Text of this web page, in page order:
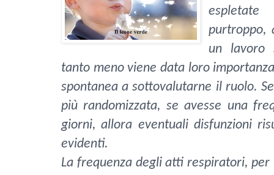
purtroppo,
un lavoro
tanto meno viene data loro
spontanea a sottovalutarne il ruolo.
più randomizzata, se avesse una
giorni, allora eventuali disfunzioni
evidenti.
La frequenza degli atti respiratori,